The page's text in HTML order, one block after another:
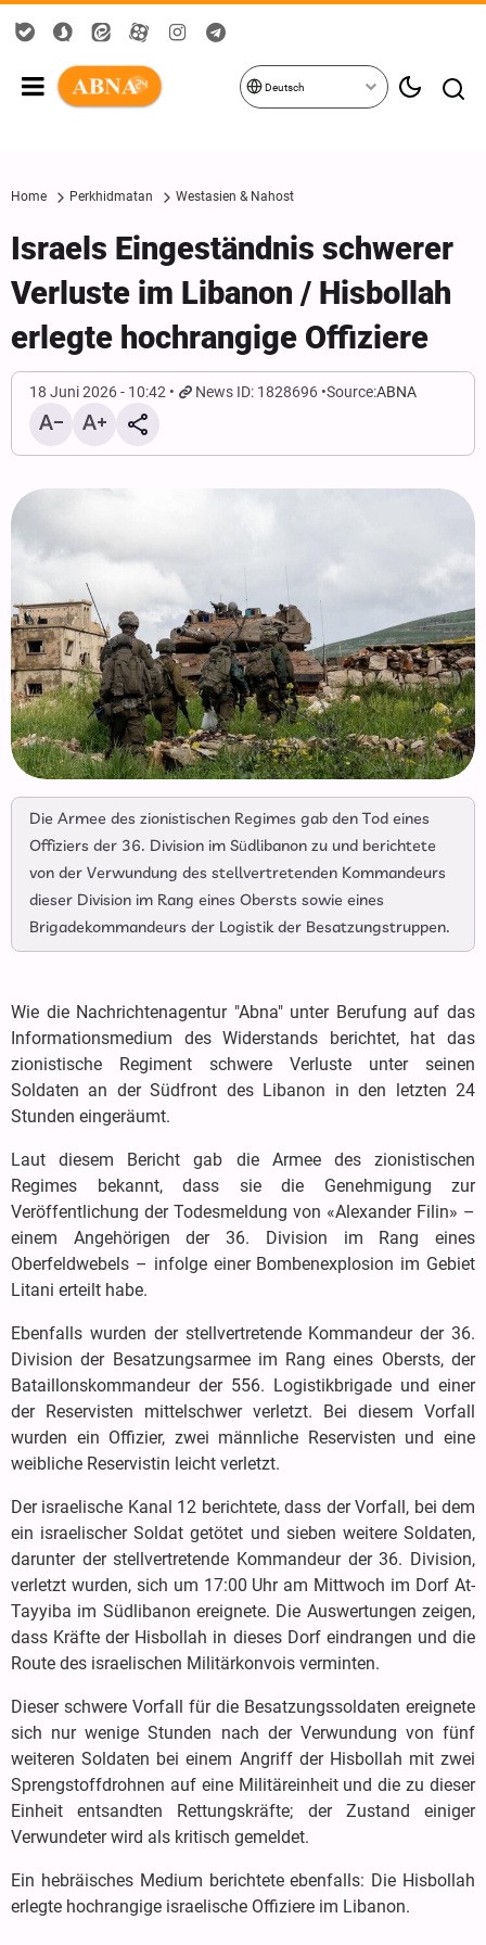
Deutsch
Home Perkhidmatan Westasien & Nahost
Israels Eingeständnis schwerer
Verluste im Libanon / Hisbollah
erlegte hochrangige Offiziere
18 Juni 2026 - 10:42 News ID: 1828696 Source:ABNA
Die Armee des zionistischen Regimes gab den Tod eines
Offiziers der 36. Division im Südlibanon zu und berichtete
von der Verwundung des stellvertretenden Kommandeurs
dieser Division im Rang eines Obersts sowie eines
Brigadekommandeurs der Logistik der Besatzungstruppen.
Wie die Nachrichtenagentur "Abna" unter Berufung auf das
Informationsmedium des Widerstands berichtet, hat das
zionistische Regiment schwere Verluste unter seinen
Soldaten an der Südfront des Libanon in den letzten 24
Stunden eingeräumt.
Laut diesem Bericht gab die Armee des zionistischen
Regimes bekannt, dass sie die Genehmigung zur
Veröffentlichung der Todesmeldung von «Alexander Filin» –
einem Angehörigen der 36. Division im Rang eines
Oberfeldwebels – infolge einer Bombenexplosion im Gebiet
Litani erteilt habe.
Ebenfalls wurden der stellvertretende Kommandeur der 36.
Division der Besatzungsarmee im Rang eines Obersts, der
Bataillonskommandeur der 556. Logistikbrigade und einer
der Reservisten mittelschwer verletzt. Bei diesem Vorfall
wurden ein Offizier, zwei männliche Reservisten und eine
weibliche Reservistin leicht verletzt.
Der israelische Kanal 12 berichtete, dass der Vorfall, bei dem
ein israelischer Soldat getötet und sieben weitere Soldaten,
darunter der stellvertretende Kommandeur der 36. Division,
verletzt wurden, sich um 17:00 Uhr am Mittwoch im Dorf At-
Tayyiba im Südlibanon ereignete. Die Auswertungen zeigen,
dass Kräfte der Hisbollah in dieses Dorf eindrangen und die
Route des israelischen Militärkonvois verminten.
Dieser schwere Vorfall für die Besatzungssoldaten ereignete
sich nur wenige Stunden nach der Verwundung von fünf
weiteren Soldaten bei einem Angriff der Hisbollah mit zwei
Sprengstoffdrohnen auf eine Militäreinheit und die zu dieser
Einheit entsandten Rettungskräfte; der Zustand einiger
Verwundeter wird als kritisch gemeldet.
Ein hebräisches Medium berichtete ebenfalls: Die Hisbollah
erlegte hochrangige israelische Offiziere im Libanon.